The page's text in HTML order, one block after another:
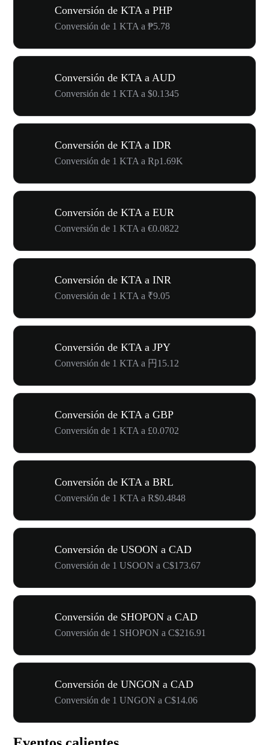
Conversión de KTA a PHP
Conversión de 1 KTA a ₱5.78
Conversión de KTA a AUD
Conversión de 1 KTA a $0.1345
Conversión de KTA a IDR
Conversión de 1 KTA a Rp1.69K
Conversión de KTA a EUR
Conversión de 1 KTA a €0.0822
Conversión de KTA a INR
Conversión de 1 KTA a ₹9.05
Conversión de KTA a JPY
Conversión de 1 KTA a 円15.12
Conversión de KTA a GBP
Conversión de 1 KTA a £0.0702
Conversión de KTA a BRL
Conversión de 1 KTA a R$0.4848
Conversión de USOON a CAD
Conversión de 1 USOON a C$173.67
Conversión de SHOPON a CAD
Conversión de 1 SHOPON a C$216.91
Conversión de UNGON a CAD
Conversión de 1 UNGON a C$14.06